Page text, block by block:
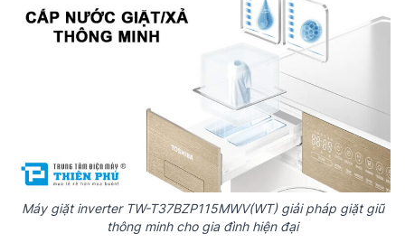
Máy giặt inverter TW-T37BZP115MWV(WT) giải pháp giặt giũ
thông minh cho gia đình hiện đại